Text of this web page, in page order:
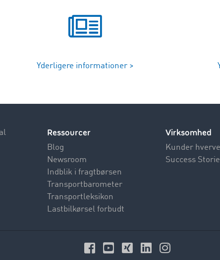
Yderligere informationer >
Ressourcer
Blog
Newsroom
Indblik i fragtbørsen
Transportbarometer
Transportleksikon
Lastbilkørsel forbudt
Virksomhed
Kunder
Success